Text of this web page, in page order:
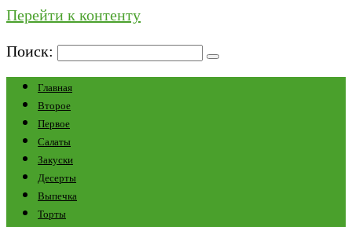
Перейти к контенту
Поиск:
Главная
Второе
Первое
Салаты
Закуски
Десерты
Выпечка
Торты